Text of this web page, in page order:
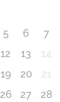
5 6 7
12 13 14
19 20 21
26 27 28